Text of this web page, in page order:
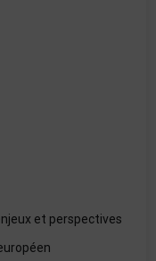
et perspectives